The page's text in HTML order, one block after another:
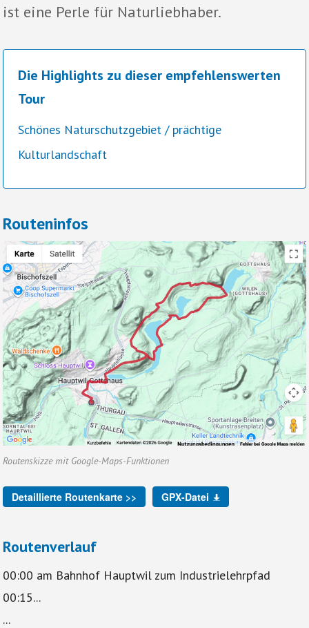
ist eine Perle für Naturliebhaber.
Die Highlights zu dieser empfehlenswerten
Tour
Schönes Naturschutzgebiet / prächtige
Kulturlandschaft
Routeninfos
Routenskizze mit Google-Maps-Funktionen
Detaillierte Routenkarte >> GPX-Datei
Routenverlauf
00:00 am Bahnhof Hauptwil zum Industrielehrpfad
00:15...
...